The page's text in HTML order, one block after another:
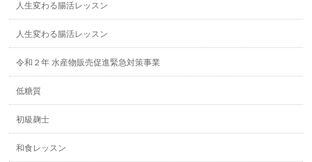
人生変わる腸活レッスン
人生変わる腸活レッスン
令和２年 水産物販売促進緊急対策事業
低糖質
初級麹士
和食レッスン